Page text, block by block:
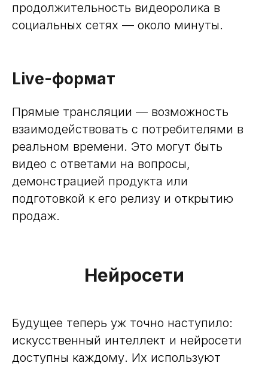
продолжительность видеоролика в
социальных сетях — около минуты.
Live-формат
Прямые трансляции — возможность
взаимодействовать с потребителями в
реальном времени. Это могут быть
видео с ответами на вопросы,
демонстрацией продукта или
подготовкой к его релизу и открытию
продаж.
Нейросети
Будущее теперь уж точно наступило:
искусственный интеллект и нейросети
доступны каждому. Их используют